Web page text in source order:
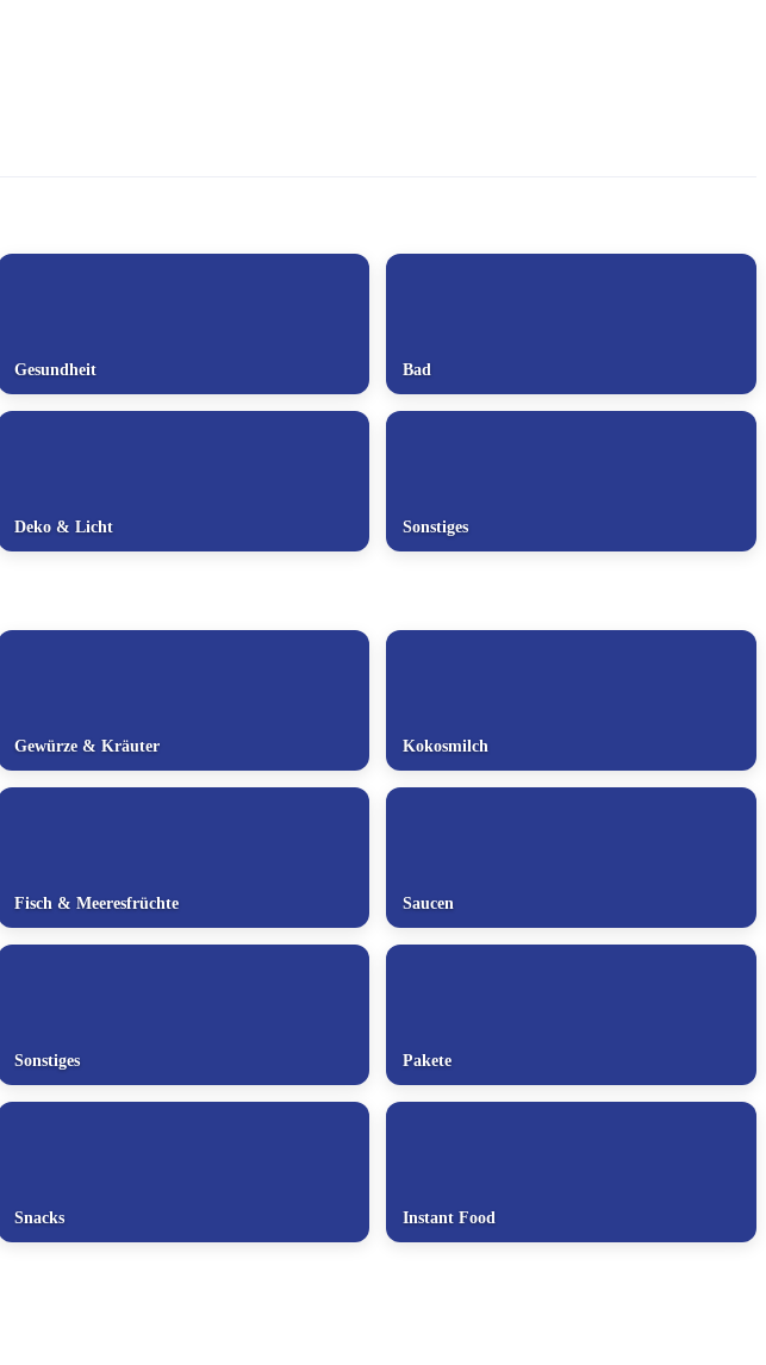
Gesundheit Bad
Deko & Licht Sonstiges
Gewürze & Kräuter Kokosmilch
Fisch & Meeresfrüchte Saucen
Sonstiges Pakete
Snacks Instant Food